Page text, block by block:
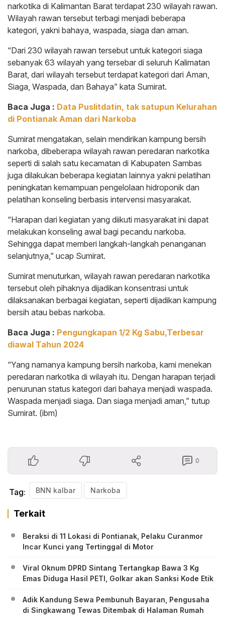
narkotika di Kalimantan Barat terdapat 230 wilayah rawan.
Wilayah rawan tersebut terbagi menjadi beberapa
kategori, yakni bahaya, waspada, siaga dan aman.
“Dari 230 wilayah rawan tersebut untuk kategori siaga
sebanyak 63 wilayah yang tersebar di seluruh Kalimatan
Barat, dari wilayah tersebut terdapat kategori dari Aman,
Siaga, Waspada, dan Bahaya” kata Sumirat.
Baca Juga : Data Puslitdatin, tak satupun Kelurahan
di Pontianak Aman dari Narkoba
Sumirat mengatakan, selain mendirikan kampung bersih
narkoba, dibeberapa wilayah rawan peredaran narkotika
seperti di salah satu kecamatan di Kabupaten Sambas
juga dilakukan beberapa kegiatan lainnya yakni pelatihan
peningkatan kemampuan pengelolaan hidroponik dan
pelatihan konseling berbasis intervensi masyarakat.
“Harapan dari kegiatan yang diikuti masyarakat ini dapat
melakukan konseling awal bagi pecandu narkoba.
Sehingga dapat memberi langkah-langkah penanganan
selanjutnya,” ucap Sumirat.
Sumirat menuturkan, wilayah rawan peredaran narkotika
tersebut oleh pihaknya dijadikan konsentrasi untuk
dilaksanakan berbagai kegiatan, seperti dijadikan kampung
bersih atau bebas narkoba.
Baca Juga : Pengungkapan 1/2 Kg Sabu,Terbesar
diawal Tahun 2024
“Yang namanya kampung bersih narkoba, kami menekan
peredaran narkotika di wilayah itu. Dengan harapan terjadi
penurunan status kategori dari bahaya menjadi waspada.
Waspada menjadi siaga. Dan siaga menjadi aman,” tutup
Sumirat. (ibm)
0
Tag: BNN kalbar Narkoba
Terkait
Beraksi di 11 Lokasi di Pontianak, Pelaku Curanmor
Incar Kunci yang Tertinggal di Motor
Viral Oknum DPRD Sintang Tertangkap Bawa 3 Kg
Emas Diduga Hasil PETI, Golkar akan Sanksi Kode Etik
Adik Kandung Sewa Pembunuh Bayaran, Pengusaha
di Singkawang Tewas Ditembak di Halaman Rumah